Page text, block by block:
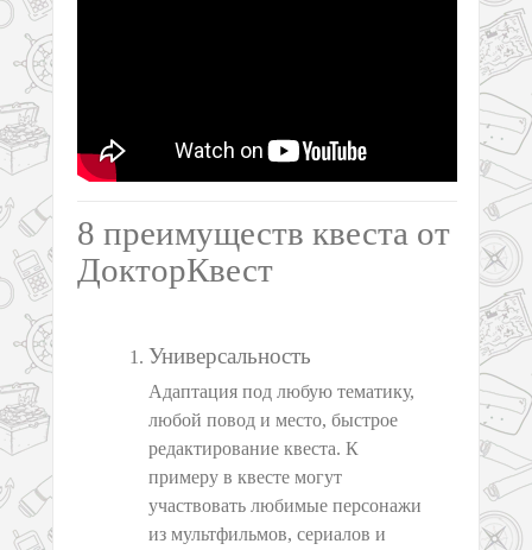
8 преимуществ квеста от
ДокторКвест
Универсальность
Адаптация под любую тематику,
любой повод и место, быстрое
редактирование квеста. К
примеру в квесте могут
участвовать любимые персонажи
из мультфильмов, сериалов и